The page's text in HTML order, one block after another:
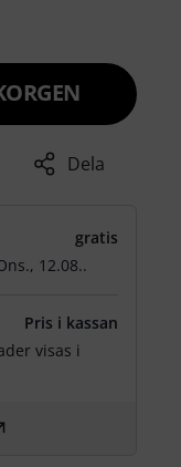
Dela
gratis
12.08..
Pris i kassan
visas i